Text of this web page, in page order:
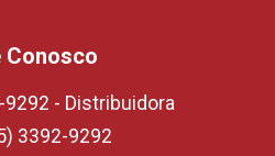
Conosco
9292 - Distribuidora
3392-9292